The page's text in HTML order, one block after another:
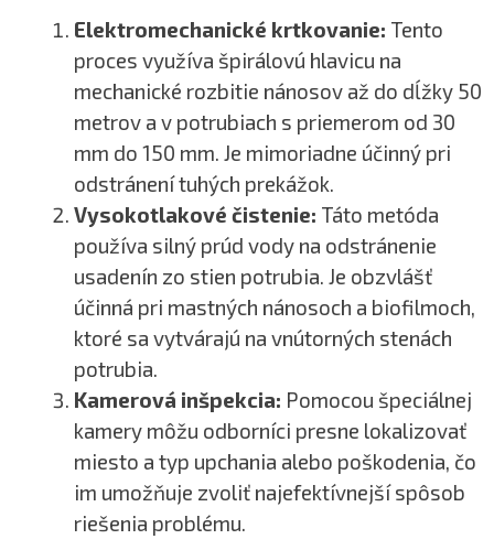
Elektromechanické krtkovanie: Tento
proces využíva špirálovú hlavicu na
mechanické rozbitie nánosov až do dĺžky 50
metrov a v potrubiach s priemerom od 30
mm do 150 mm. Je mimoriadne účinný pri
odstránení tuhých prekážok.
Vysokotlakové čistenie: Táto metóda
používa silný prúd vody na odstránenie
usadenín zo stien potrubia. Je obzvlášť
účinná pri mastných nánosoch a biofilmoch,
ktoré sa vytvárajú na vnútorných stenách
potrubia.
Kamerová inšpekcia: Pomocou špeciálnej
kamery môžu odborníci presne lokalizovať
miesto a typ upchania alebo poškodenia, čo
im umožňuje zvoliť najefektívnejší spôsob
riešenia problému.